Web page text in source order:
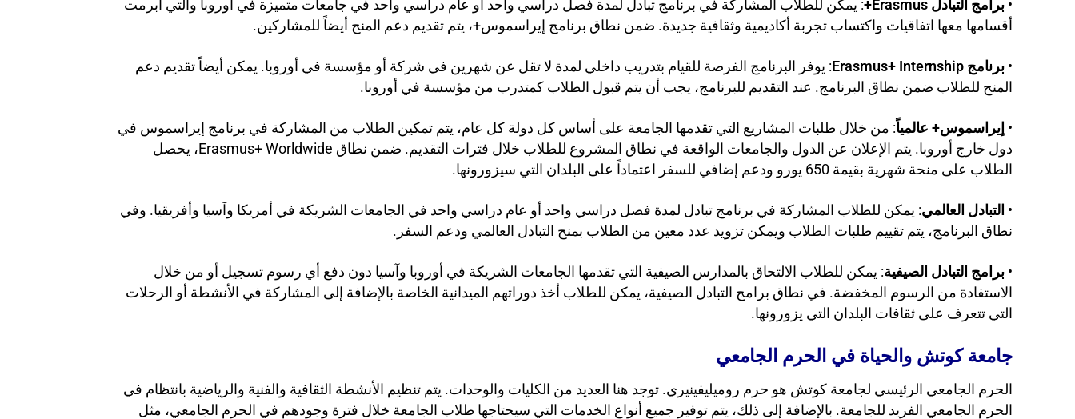
• برامج التبادل Erasmus+
: يمكن للطلاب المشاركة في برنامج تبادل لمدة فصل دراسي واحد أو عام دراسي واحد في جامعات متميزة في أوروبا والتي أبرمت
أقسامها معها اتفاقيات واكتساب تجربة أكاديمية وثقافية جديدة. ضمن نطاق برنامج إيراسموس+، يتم تقديم دعم المنح أيضاً للمشاركين.
• برنامج Erasmus+ Internship
: يوفر البرنامج الفرصة للقيام بتدريب داخلي لمدة لا تقل عن شهرين في شركة أو مؤسسة في أوروبا. يمكن أيضاً تقديم دعم
المنح للطلاب ضمن نطاق البرنامج. عند التقديم للبرنامج، يجب أن يتم قبول الطلاب كمتدرب من مؤسسة في أوروبا.
• إيراسموس+ عالمياً: من خلال طلبات المشاريع التي تقدمها الجامعة على أساس كل دولة كل عام، يتم تمكين الطلاب من المشاركة في برنامج إيراسموس في
دول خارج أوروبا. يتم الإعلان عن الدول والجامعات الواقعة في نطاق المشروع للطلاب خلال فترات التقديم. ضمن نطاق Erasmus+ Worldwide، يحصل
الطلاب على منحة شهرية بقيمة 650 يورو ودعم إضافي للسفر اعتماداً على البلدان التي سيزورونها.
• التبادل العالمي: يمكن للطلاب المشاركة في برنامج تبادل لمدة فصل دراسي واحد أو عام دراسي واحد في الجامعات الشريكة في أمريكا وآسيا وأفريقيا. وفي
نطاق البرنامج، يتم تقييم طلبات الطلاب ويمكن تزويد عدد معين من الطلاب بمنح التبادل العالمي ودعم السفر.
• برامج التبادل الصيفية: يمكن للطلاب الالتحاق بالمدارس الصيفية التي تقدمها الجامعات الشريكة في أوروبا وآسيا دون دفع أي رسوم تسجيل أو من خلال
الاستفادة من الرسوم المخفضة. في نطاق برامج التبادل الصيفية، يمكن للطلاب أخذ دوراتهم الميدانية الخاصة بالإضافة إلى المشاركة في الأنشطة أو الرحلات
التي تتعرف على ثقافات البلدان التي يزورونها.
جامعة كوتش والحياة في الحرم الجامعي
الحرم الجامعي الرئيسي لجامعة كوتش هو حرم روميليفينيري. توجد هنا العديد من الكليات والوحدات. يتم تنظيم الأنشطة الثقافية والفنية والرياضية بانتظام في
الحرم الجامعي الفريد للجامعة. بالإضافة إلى ذلك، يتم توفير جميع أنواع الخدمات التي سيحتاجها طلاب الجامعة خلال فترة وجودهم في الحرم الجامعي، مثل